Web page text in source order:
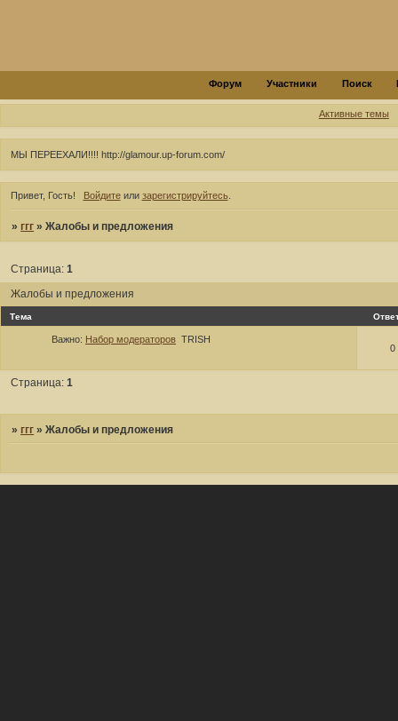
Форум Участники Поиск
Активные темы
МЫ ПЕРЕЕХАЛИ!!!! http://glamour.up-forum.com/
Привет, Гость! Войдитеили зарегистрируйтесь.
» ггг »Жалобы и предложения
Жалобы и предложения
Страница:1
Тема
Важно: Набор модераторов TRISH
0
Страница:1
» ггг »Жалобы и предложения